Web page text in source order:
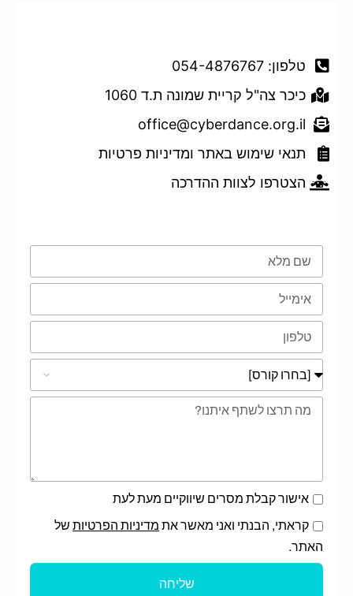
טלפון: 054-4876767
כיכר צה"ל קריית שמונה ת.ד 1060
office@cyberdance.org.il
תנאי שימוש באתר ומדיניות פרטיות
הצטרפו לצוות ההדרכה
אישור קבלת מסרים שיווקיים מעת לעת
קראתי, הבנתי ואני מאשר את מדיניות הפרטיות של
האתר.
שליחה